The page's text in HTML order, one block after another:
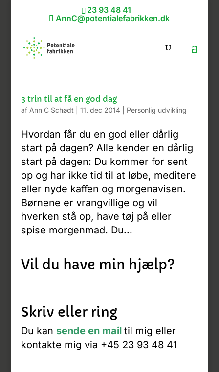
23 93 48 41
AnnC@potentialefabrikken.dk
3 trin til at få en god dag
af Ann C Schødt 11. dec 2014| Personlig udvikling
Hvordan får du en god eller dårlig
start på dagen? Alle kender en dårlig
start på dagen: Du kommer for sent
op og har ikke tid til at løbe, meditere
eller nyde kaffen og morgenavisen.
Børnene er vrangvillige og vil
hverken stå op, have tøj på eller
spise morgenmad. Du...
Vil du have min hjælp?
Skriv eller ring
Du kan sende en mail til mig eller
kontakte mig via +45 23 93 48 41